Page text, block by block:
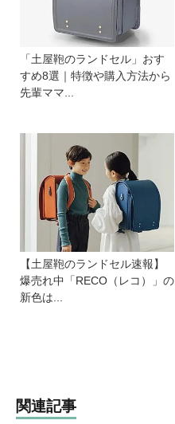
「土屋鞄のランドセル」おす
すめ8選｜特徴や購入方法から
先輩ママ...
【土屋鞄のランドセル速報】
爆売れ中「RECO（レコ）」の
新色は...
関連記事